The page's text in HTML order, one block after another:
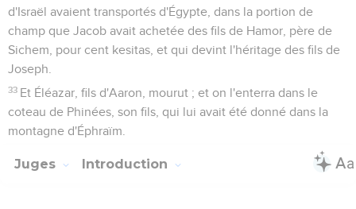
d'Israël avaient transportés d'Égypte, dans la portion de
champ que Jacob avait achetée des fils de Hamor, père de
Sichem, pour cent kesitas, et qui devint l'héritage des fils de
Joseph.
33 Et Éléazar, fils d'Aaron, mourut ; et on l'enterra dans le
coteau de Phinées, son fils, qui lui avait été donné dans la
montagne d'Éphraïm.
Juges Introduction